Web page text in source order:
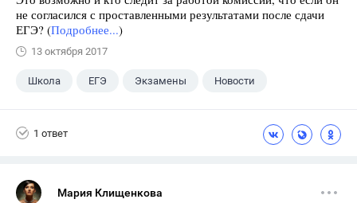
не согласился с проставленными результатами после сдачи
ЕГЭ? (Подробнее...)
13 октября 2017
Школа ЕГЭ Экзамены Новости
1 ответ
Мария Клищенкова